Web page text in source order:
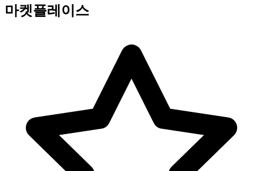
마켓플레이스